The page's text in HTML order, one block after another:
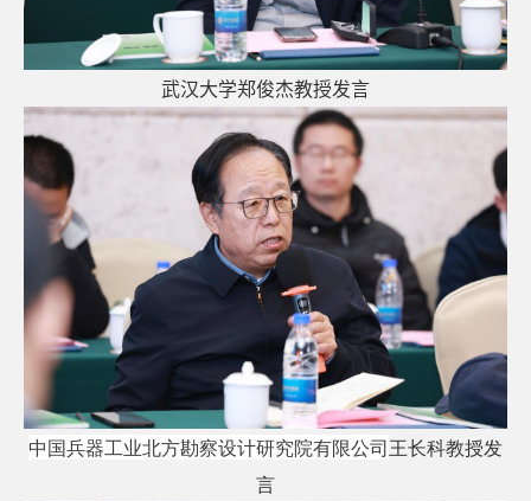
武汉大学郑俊杰教授发言
中国兵器工业北方勘察设计研究院有限公司 王长科教授发
言